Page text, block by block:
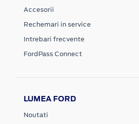
Accesorii
Rechemari in service
Intrebari frecvente
FordPass Connect
LUMEA FORD
Noutati